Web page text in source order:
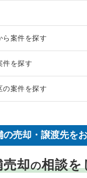
却物件の案件一覧
き売却物件の案件一覧
き売却物件の案件一覧
件の案件一覧
物件の案件一覧
物件の案件一覧
の居抜き売却物件の案件
居抜き売却物件の案件
抜き売却物件の案件一覧
の居抜き売却物件の案件
居抜き売却物件の案件一覧
ら案件を探す
店の居抜き売却物件の案
食店の居抜き売却物件の
の居抜き売却物件の案件
の居抜き売却物件の案件
件を探す
居抜き売却物件の案件
料理の居抜き売却物件の
抜き売却物件の案件一覧
の案件を探す
リア料理の居抜き売却
の居抜き売却物件の案件
の売却・譲渡先を
売却の相談を